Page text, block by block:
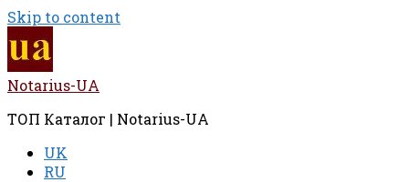
Skip to content
Notarius-UA
ТОП Каталог | Notarius-UA
UK
RU